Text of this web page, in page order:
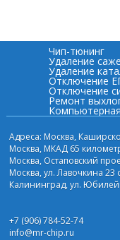
Чип-тюнинг
Удаление
Удаление
Отключение
Отключение
Ремонт
Адреса: Москва,
Москва, МКАД 65
Москва, Остаповский
Москва, ул. Лавочкина 23
Калининград, ул.
+7 (906) 784-52-74
info@mr-chip.ru